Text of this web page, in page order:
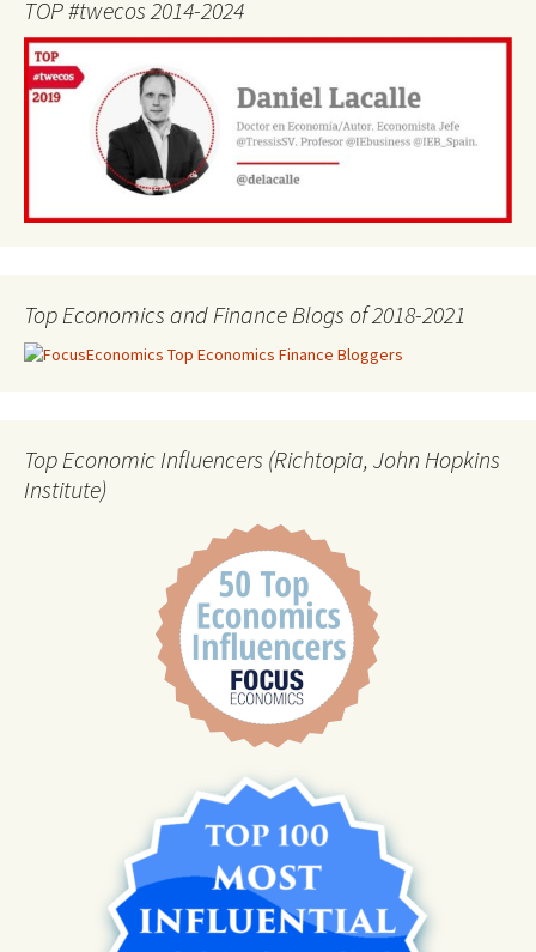
TOP #twecos 2014-2024
Top Economics and Finance Blogs of 2018-2021
Top Economic Influencers (Richtopia, John Hopkins
Institute)